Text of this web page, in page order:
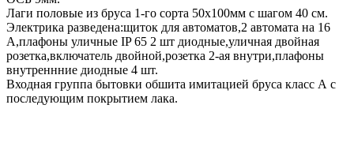
Лаги половые из бруса 1-го сорта 50х100мм с шагом 40 см.
Электрика разведена:щиток для автоматов,2 автомата на 16
А,плафоны уличные IP 65 2 шт диодные,уличная двойная
розетка,включатель двойной,розетка 2-ая внутри,плафоны
внутреннние диодные 4 шт.
Входная группа бытовки обшита имитацией бруса класс А с
последующим покрытием лака.